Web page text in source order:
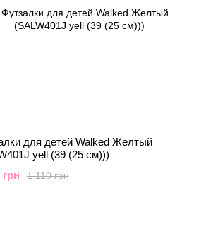
для детей Walked Желтый
yell (39 (25 см)))
1 110 грн
грн